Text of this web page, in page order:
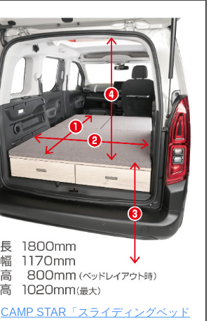
CAMP STAR「スライディングベッド